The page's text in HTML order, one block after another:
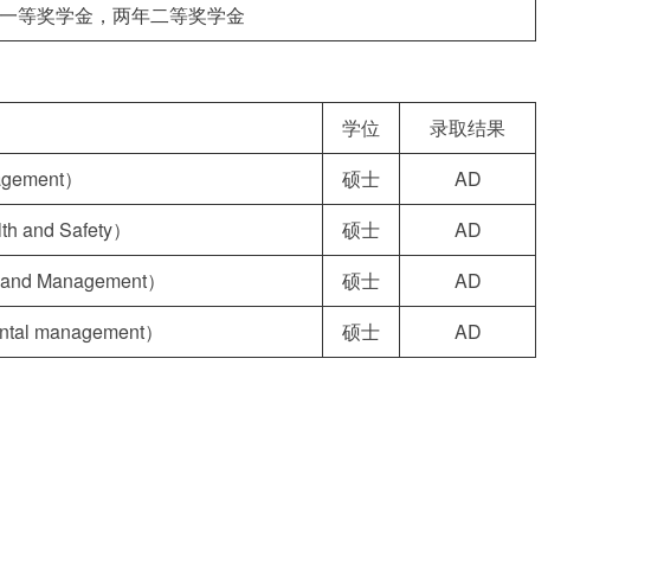
等奖学金，两年二等奖学金
学位
录取结果
） 硕士
AD
and Safety） 硕士
AD
Management） 硕士
AD
management） 硕士 AD